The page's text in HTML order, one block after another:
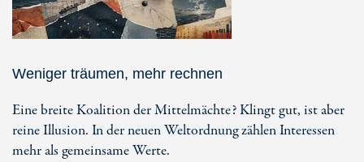
Weniger träumen, mehr rechnen
Eine breite Koalition der Mittelmächte? Klingt gut, ist aber
reine Illusion. In der neuen Weltordnung zählen Interessen
mehr als gemeinsame Werte.